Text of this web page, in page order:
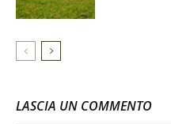
LASCIA UN COMMENTO